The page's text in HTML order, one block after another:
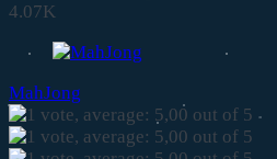
4.07K
MahJong